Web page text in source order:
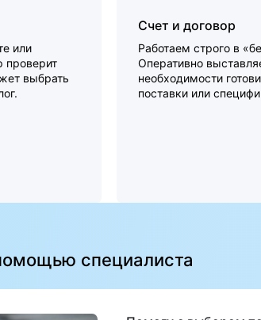
или
проверит
выбрать
Счет и договор
Работаем строго в
Оперативно
необходимости
поставки или
специалиста